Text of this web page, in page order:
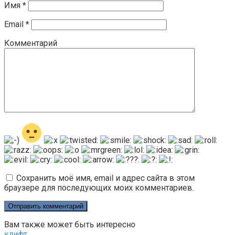
Имя *
Email *
Комментарий
Сохранить моё имя, email и адрес сайта в этом
браузере для последующих моих комментариев.
Вам также может быть интересно